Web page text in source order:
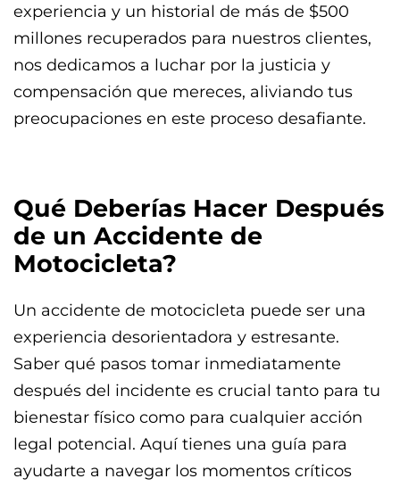
experiencia y un historial de más de $500
millones recuperados para nuestros clientes,
nos dedicamos a luchar por la justicia y
compensación que mereces, aliviando tus
preocupaciones en este proceso desafiante.
Qué Deberías Hacer Después
de un Accidente de
Motocicleta?
Un accidente de motocicleta puede ser una
experiencia desorientadora y estresante.
Saber qué pasos tomar inmediatamente
después del incidente es crucial tanto para tu
bienestar físico como para cualquier acción
legal potencial. Aquí tienes una guía para
ayudarte a navegar los momentos críticos